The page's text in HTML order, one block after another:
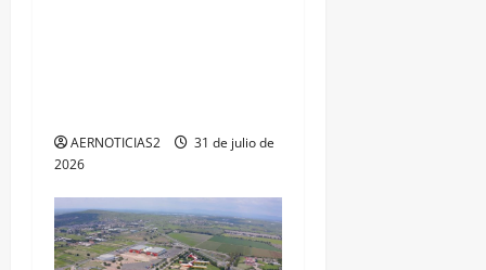
AERNOTICIAS2
31 de julio de
2026